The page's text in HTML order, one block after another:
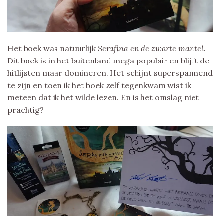
Het boek was natuurlijk Serafina en de zwarte mantel.
Dit boek is in het buitenland mega populair en blijft de
hitlijsten maar domineren. Het schijnt superspannend
te zijn en toen ik het boek zelf tegenkwam wist ik
meteen dat ik het wilde lezen. En is het omslag niet
prachtig?